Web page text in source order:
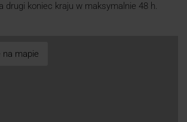
drugi koniec kraju w maksymalnie 48 h.
na mapie